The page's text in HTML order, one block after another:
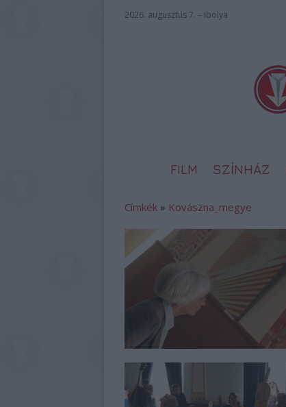
2026. augusztus 7. – Ibolya
FILM SZÍNHÁZ
Címkék » Kovászna_megye